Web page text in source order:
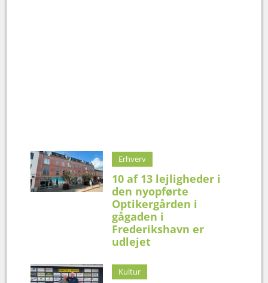
Erhverv
10 af 13 lejligheder i
den nyopførte
Optikergården i
gågaden i
Frederikshavn er
udlejet
Kultur